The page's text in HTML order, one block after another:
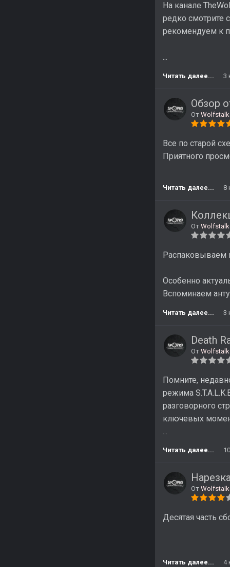
На канале
редко смотрите
рекомендуем к
...
Читать далее... 3
Обзор
От
Все по старой
Приятного
Читать далее... 8
От
Распаковываем
Особенно
Вспоминаем
Читать далее... 3
Death
От
Помните,
режима
разговорного
ключевых
...
Читать далее...
От
Десятая часть
Читать далее... 4